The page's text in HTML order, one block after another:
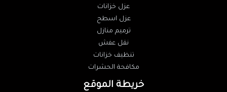
عزل خزانات
عزل اسطح
ترميم منازل
نقل عفش
تنظيف خزانات
مكافحة الحشرات
خريطة الموقع